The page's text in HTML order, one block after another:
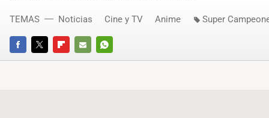
FACEBOOKTWITTERFLIPBOARD
E-
WHATSAPP
TEMAS Noticias Cine y TV Anime Super